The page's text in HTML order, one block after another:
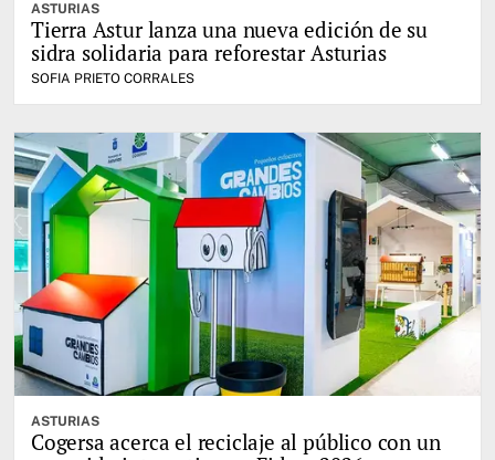
ASTURIAS
Tierra Astur lanza una nueva edición de su
sidra solidaria para reforestar Asturias
SOFIA PRIETO CORRALES
ASTURIAS
Cogersa acerca el reciclaje al público con un